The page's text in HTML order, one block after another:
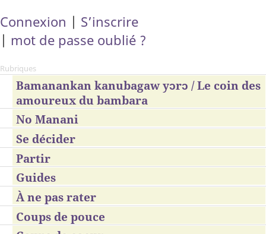
Connexion | S’inscrire
| mot de passe oublié ?
Rubriques
Bamanankan kanubagaw yɔrɔ / Le coin des
amoureux du bambara
No Manani
Se décider
Partir
Guides
À ne pas rater
Coups de pouce